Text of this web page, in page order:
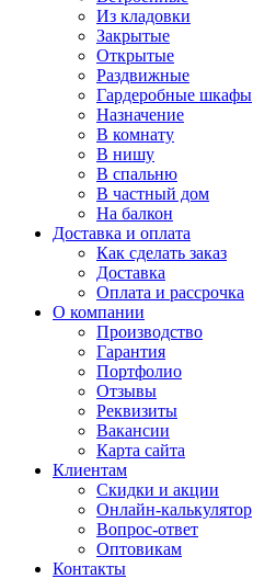
Из кладовки
Закрытые
Открытые
Раздвижные
Гардеробные шкафы
Назначение
В комнату
В нишу
В спальню
В частный дом
На балкон
Доставка и оплата
Как сделать заказ
Доставка
Оплата и рассрочка
О компании
Производство
Гарантия
Портфолио
Отзывы
Реквизиты
Вакансии
Карта сайта
Клиентам
Скидки и акции
Онлайн-калькулятор
Вопрос-ответ
Оптовикам
Контакты